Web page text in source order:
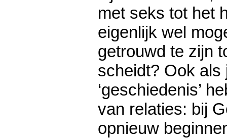
met seks tot het
eigenlijk wel
getrouwd te zijn
scheidt? Ook als
‘geschiedenis’
van relaties: bij
opnieuw